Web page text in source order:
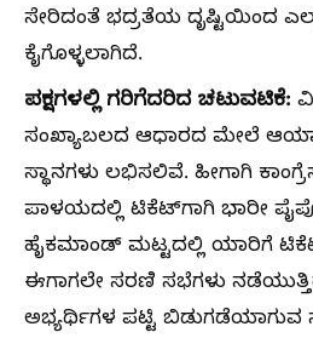
ಸೇರಿದಂತೆ ಭದ್ರತೆಯ ದೃಷ್ಟಿಯಿಂದ
ಕೈಗೊಳ್ಳಲಾಗಿದೆ.
ಪಕ್ಷಗಳಲ್ಲಿ ಗರಿಗೆದರಿದ ಚಟುವಟಿಕೆ:
ಸಂಖ್ಯಾಬಲದ ಆಧಾರದ ಮೇಲೆ
ಸ್ಥಾನಗಳು ಲಭಿಸಲಿವೆ. ಹೀಗಾಗಿ
ಪಾಳಯದಲ್ಲಿ ಟಿಕೆಟ್‌ಗಾಗಿ ಭಾರೀ
ಹೈಕಮಾಂಡ್ ಮಟ್ಟದಲ್ಲಿ ಯಾರಿಗೆ
ಈಗಾಗಲೇ ಸರಣಿ ಸಭೆಗಳು
ಅಭ್ಯರ್ಥಿಗಳ ಪಟ್ಟಿ ಬಿಡುಗಡೆಯಾಗುವ